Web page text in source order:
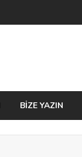
BİZE YAZIN